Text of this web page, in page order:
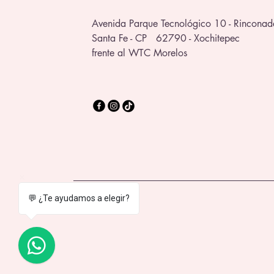
Avenida Parque Tecnológico 10 -
Santa Fe - CP 62790 - Xochitepec
frente al WTC Morelos
💬 ¿Te ayudamos a elegir?